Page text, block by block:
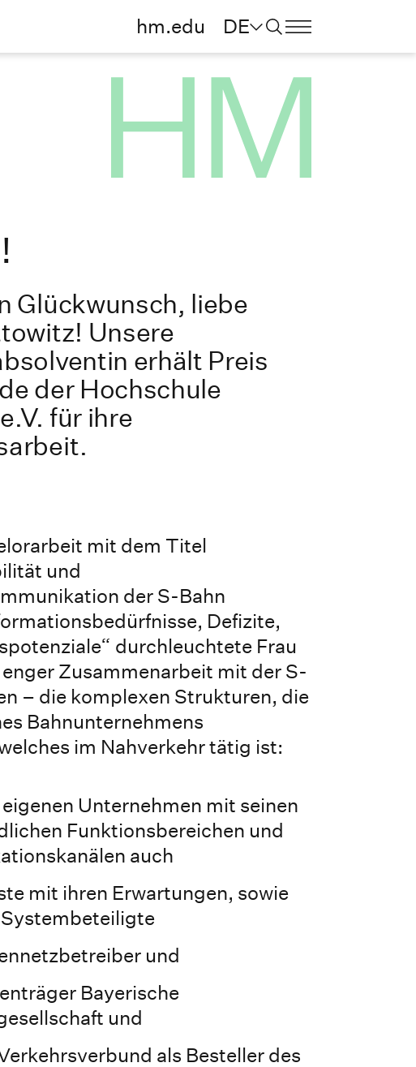
hm.edu DE
Glückwunsch, liebe
Unsere
erhält Preis
der Hochschule
für ihre
mit dem Titel
und
der S-Bahn
Defizite,
durchleuchtete Frau
Zusammenarbeit mit der S-
– die komplexen Strukturen, die
Bahnunternehmens
im Nahverkehr tätig ist:
Unternehmen mit seinen
Funktionsbereichen und
auch
mit ihren Erwartungen, sowie
und
Bayerische
und
als Besteller des